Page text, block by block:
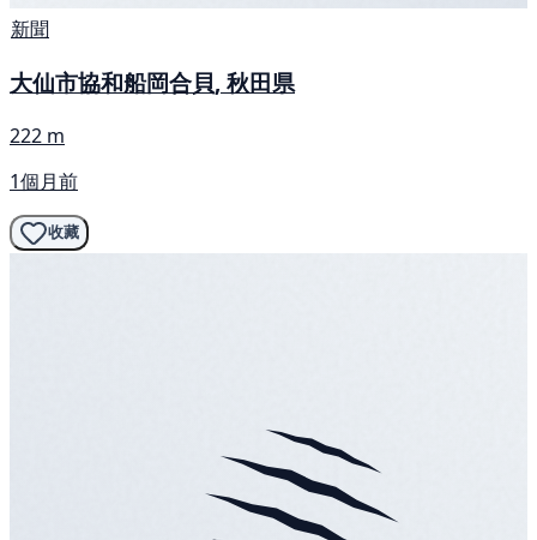
新聞
大仙市協和船岡合貝, 秋田県
222 m
1個月前
收藏